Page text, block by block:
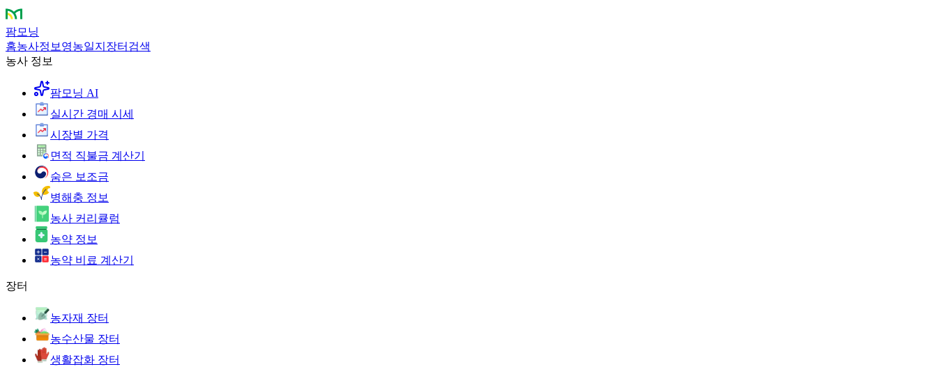
팜모닝
홈농사정보 영농일지 장터 검색
농사 정보
팜모닝 AI
실시간 경매 시세
시장별 가격
면적 직불금 계산기
숨은 보조금
병해충 정보
농사 커리큘럼
농약 정보
농약 비료 계산기
장터
농자재 장터
농수산물 장터
생활잡화 장터